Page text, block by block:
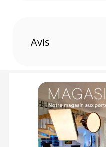
(1) Nombre de points Fidélité
sur le prix TTC en €, les points
Avis